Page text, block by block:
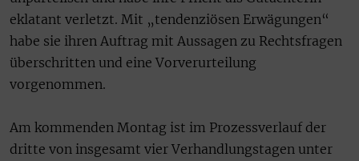
eklatant verletzt. Mit „tendenziösen Erwägungen“
habe sie ihren Auftrag mit Aussagen zu Rechtsfragen
überschritten und eine Vorverurteilung
vorgenommen.
Am kommenden Montag ist im Prozessverlauf der
dritte von insgesamt vier Verhandlungstagen unter